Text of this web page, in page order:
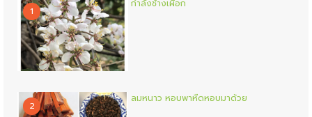
1
กำลังช้างเผือก
2
ลมหนาว หอบพาหืดหอบมาด้วย